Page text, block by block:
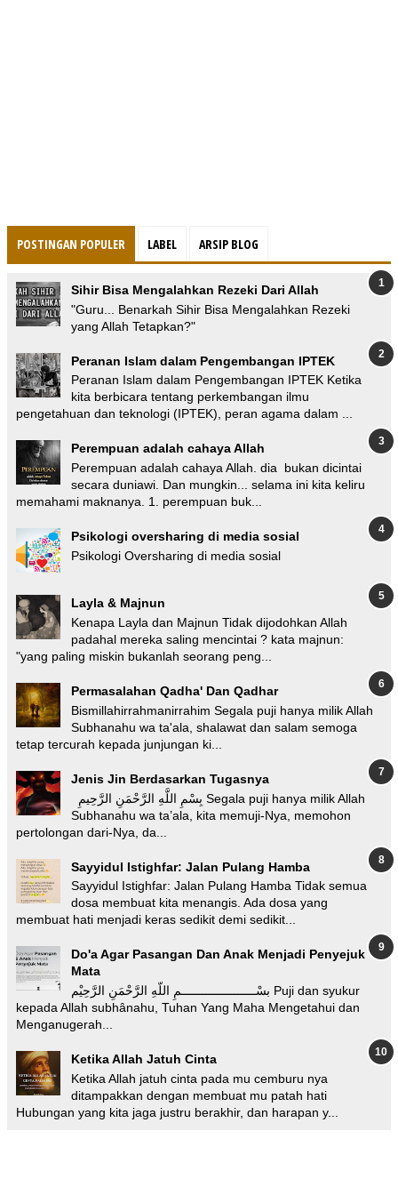
POSTINGAN POPULER LABEL ARSIP BLOG
Sihir Bisa Mengalahkan Rezeki Dari Allah
"Guru... Benarkah Sihir Bisa Mengalahkan Rezeki
yang Allah Tetapkan?"
Peranan Islam dalam Pengembangan IPTEK
Peranan Islam dalam Pengembangan IPTEK Ketika
kita berbicara tentang perkembangan ilmu
pengetahuan dan teknologi (IPTEK), peran agama dalam ...
Perempuan adalah cahaya Allah
Perempuan adalah cahaya Allah. dia bukan dicintai
secara duniawi. Dan mungkin... selama ini kita keliru
memahami maknanya. 1. perempuan buk...
Psikologi oversharing di media sosial
Psikologi Oversharing di media sosial
Layla & Majnun
Kenapa Layla dan Majnun Tidak dijodohkan Allah
padahal mereka saling mencintai ? kata majnun:
"yang paling miskin bukanlah seorang peng...
Permasalahan Qadha' Dan Qadhar
Bismillahirrahmanirrahim Segala puji hanya milik Allah
Subhanahu wa ta'ala, shalawat dan salam semoga
tetap tercurah kepada junjungan ki...
Jenis Jin Berdasarkan Tugasnya
Subhanahu wa ta’ala, kita memuji-Nya, memohon
pertolongan dari-Nya, da...
Sayyidul Istighfar: Jalan Pulang Hamba
Sayyidul Istighfar: Jalan Pulang Hamba Tidak semua
dosa membuat kita menangis. Ada dosa yang
membuat hati menjadi keras sedikit demi sedikit...
Do'a Agar Pasangan Dan Anak Menjadi Penyejuk
Mata
بسْـــــــــــــــــــــمِ اللّهِ الرَّحْمَنِ الرَّحِيْم Puji dan syukur
kepada Allah subhânahu, Tuhan Yang Maha Mengetahui dan
Menganugerah...
Ketika Allah Jatuh Cinta
Ketika Allah jatuh cinta pada mu cemburu nya
ditampakkan dengan membuat mu patah hati
Hubungan yang kita jaga justru berakhir, dan harapan y...